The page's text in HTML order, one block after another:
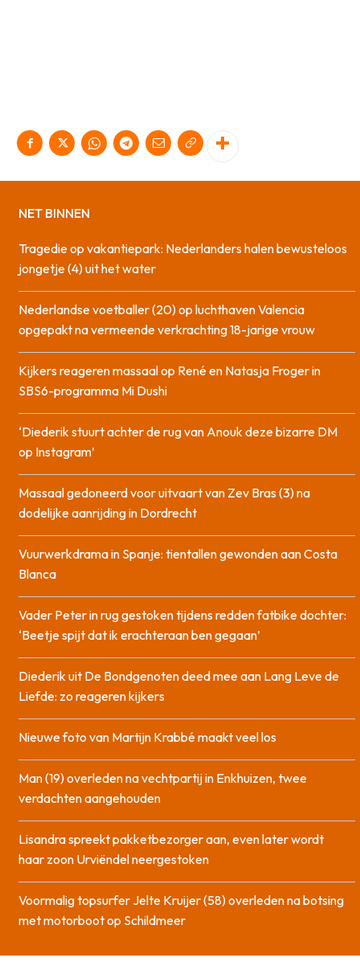
NET BINNEN
Tragedie op vakantiepark: Nederlanders halen bewusteloos
jongetje (4) uit het water
Nederlandse voetballer (20) op luchthaven Valencia
opgepakt na vermeende verkrachting 18-jarige vrouw
Kijkers reageren massaal op René en Natasja Froger in
SBS6-programma Mi Dushi
‘Diederik stuurt achter de rug van Anouk deze bizarre DM
op Instagram’
Massaal gedoneerd voor uitvaart van Zev Bras (3) na
dodelijke aanrijding in Dordrecht
Vuurwerkdrama in Spanje: tientallen gewonden aan Costa
Blanca
Vader Peter in rug gestoken tijdens redden fatbike dochter:
‘Beetje spijt dat ik erachteraan ben gegaan’
Diederik uit De Bondgenoten deed mee aan Lang Leve de
Liefde: zo reageren kijkers
Nieuwe foto van Martijn Krabbé maakt veel los
Man (19) overleden na vechtpartij in Enkhuizen, twee
verdachten aangehouden
Lisandra spreekt pakketbezorger aan, even later wordt
haar zoon Urviëndel neergestoken
Voormalig topsurfer Jelte Kruijer (58) overleden na botsing
met motorboot op Schildmeer